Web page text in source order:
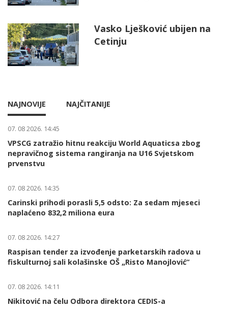
Vasko Lješković ubijen na
Cetinju
NAJNOVIJE NAJČITANIJE
07. 08 2026. 14:45
VPSCG zatražio hitnu reakciju World Aquaticsa zbog
nepravičnog sistema rangiranja na U16 Svjetskom
prvenstvu
07. 08 2026. 14:35
Carinski prihodi porasli 5,5 odsto: Za sedam mjeseci
naplaćeno 832,2 miliona eura
07. 08 2026. 14:27
Raspisan tender za izvođenje parketarskih radova u
fiskulturnoj sali kolašinske OŠ „Risto Manojlović“
07. 08 2026. 14:11
Nikitović na čelu Odbora direktora CEDIS-a